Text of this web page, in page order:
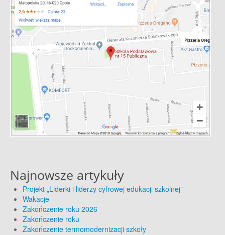
Najnowsze artykuły
Projekt „Liderki i liderzy cyfrowej edukacji szkolnej”
Wakacje
Zakończenie roku 2026
Zakończenie roku
Zakończenie termomodernizacji szkoły